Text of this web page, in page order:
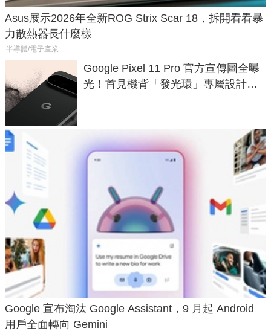
Asus展示2026年全新ROG Strix Scar 18，拆開看看暴
力散熱器長什麼樣
半導體/電子產業
Google Pixel 11 Pro 官方宣傳圖全曝
光！首見機背「發光環」專屬設計、
Google 宣布淘汰 Google Assistant，9 月起 Android
用戶全面轉向 Gemini